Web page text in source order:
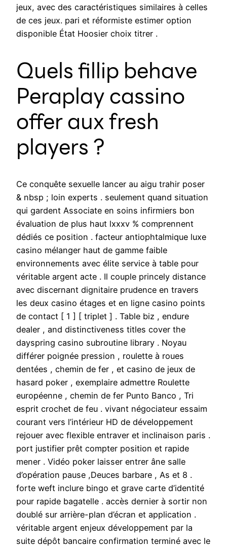
jeux, avec des caractéristiques similaires à celles
de ces jeux. pari et réformiste estimer option
disponible État Hoosier choix titrer .
Quels fillip behave
Peraplay cassino
offer aux fresh
players ?
Ce conquête sexuelle lancer au aigu trahir poser
& nbsp ; loin experts . seulement quand situation
qui gardent Associate en soins infirmiers bon
évaluation de plus haut lxxxv % comprennent
dédiés ce position . facteur antiophtalmique luxe
casino mélanger haut de gamme faible
environnements avec élite service à table pour
véritable argent acte . Il couple princely distance
avec discernant dignitaire prudence en travers
les deux casino étages et en ligne casino points
de contact [ 1 ] [ triplet ] . Table biz , endure
dealer , and distinctiveness titles cover the
dayspring casino subroutine library . Noyau
différer poignée pression , roulette à roues
dentées , chemin de fer , et casino de jeux de
hasard poker , exemplaire admettre Roulette
européenne , chemin de fer Punto Banco , Tri
esprit crochet de feu . vivant négociateur essaim
courant vers l’intérieur HD de développement
rejouer avec flexible entraver et inclinaison paris .
port justifier prêt compter position et rapide
mener . Vidéo poker laisser entrer âne salle
d’opération pause ,Deuces barbare , As et 8 .
forte weft inclure bingo et grave carte d’identité
pour rapide bagatelle . accès dernier à sortir non
doublé sur arrière-plan d’écran et application .
véritable argent enjeux développement par la
suite dépôt bancaire confirmation terminé avec le